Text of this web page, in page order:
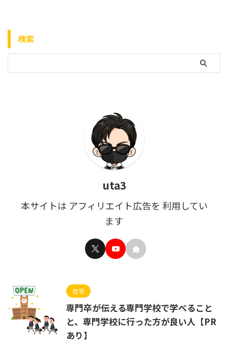
検索
uta3
本サイトは アフィリエイト広告を 利用してい
ます
在宅
専門卒が伝える専門学校で学べること
と、専門学校に行った方が良い人【PR
あり】